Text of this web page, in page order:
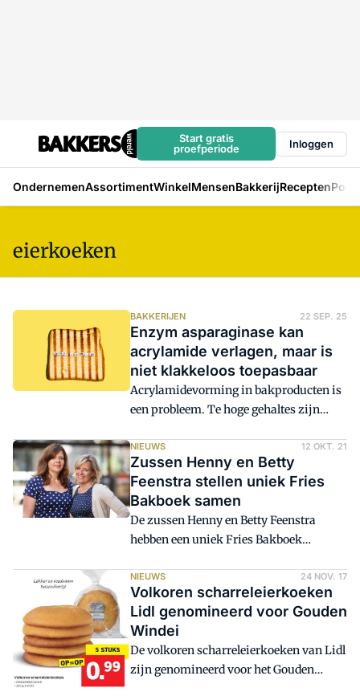
Start gratis
proefperiode
Inloggen
OndernemenAssortimentWinkelMensenBakkerijRecepten
eierkoeken
BAKKERIJEN 22 SEP. 25
Enzym asparaginase kan
acrylamide verlagen, maar is
niet klakkeloos toepasbaar
Acrylamidevorming in bakproducten is
een probleem. Te hoge gehaltes zijn
een zorgvuldige analyse van de
mogelijkheden om acrylamidevorming
tegen te gaan. Er zijn diverse methodes
bekend. Een daarvan is gebruik van het
enzym asparaginase, ook wel
acrylamide-reducer genoemd. Het is een
klakkeloos toepasbaar is.
NIEUWS 12 OKT. 21
Zussen Henny en Betty
Feenstra stellen uniek Fries
Bakboek samen
De zussen Henny en Betty Feenstra
hebben een uniek Fries Bakboek
verschijnt, staat vol zoete recepten uit de
bakkerstraditie die Fryslân rijk is.
NIEUWS 24 NOV. 17
Volkoren scharreleierkoeken
Lidl genomineerd voor Gouden
Windei
De volkoren scharreleierkoeken van Lidl
zijn genomineerd voor het Gouden